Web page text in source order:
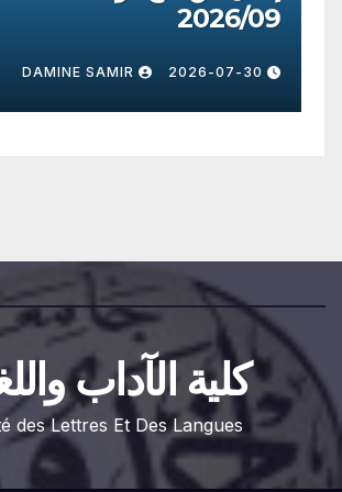
2026/8
2026-07-30
DAMINE SAMIR
كلية الآداب
des Lettres Et Des Langues